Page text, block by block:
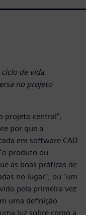
de vida
no projeto
projeto central",
por que a
em software CAD
produto ou
as boas práticas de
no lugar", ou "um
pela primeira vez
uma definição
luz sobre como a